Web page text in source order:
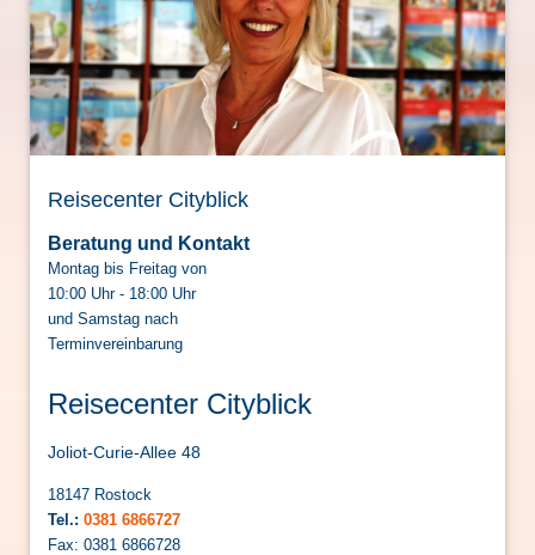
Reisecenter Cityblick
Beratung und Kontakt
Montag bis Freitag von
10:00 Uhr - 18:00 Uhr
und Samstag nach
Terminvereinbarung
Reisecenter Cityblick
Joliot-Curie-Allee 48
18147 Rostock
Tel.: 0381 6866727
Fax: 0381 6866728